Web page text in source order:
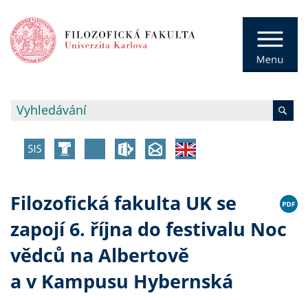
Filozofická fakulta UK se
zapojí 6. října do festivalu Noc
vědců na Albertově
a v Kampusu Hybernská